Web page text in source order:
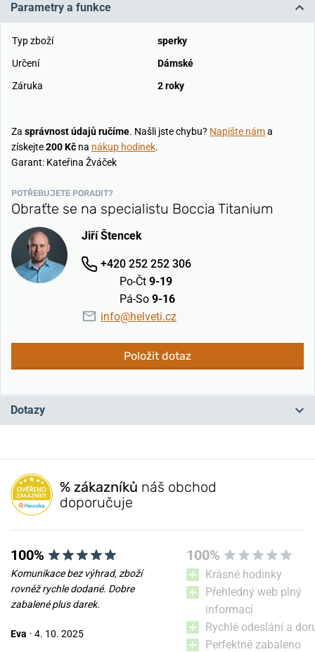
Parametry a funkce
Typ zboží
sperky
Určení
Dámské
Záruka
2 roky
Za správnost údajů ručíme. Našli jste chybu? Napište náma
získejte200 Kč na nákup hodinek.
Garant: Kateřina Žváček
POTŘEBUJETE PORADIT?
Obraťte se na specialistu Boccia Titanium
Jiří Štencek
+420 252 252 306
Po-Čt 9-19
Pá-So 9-16
info@helveti.cz
Položit dotaz
Dotazy
Máte otázku? Zanechte nám komentář
Přidat dotaz
% zákazníků náš obchod
doporučuje
100%
Komunikace bez výhrad, zboží
rovněž rychle dodané. Dobre
zabalené plus darek.
Eva • 4. 10. 2025
100%
Krásné hodinky
Přehledný web plný
informací
Rychlé odeslání a
Perfektně zabaleno